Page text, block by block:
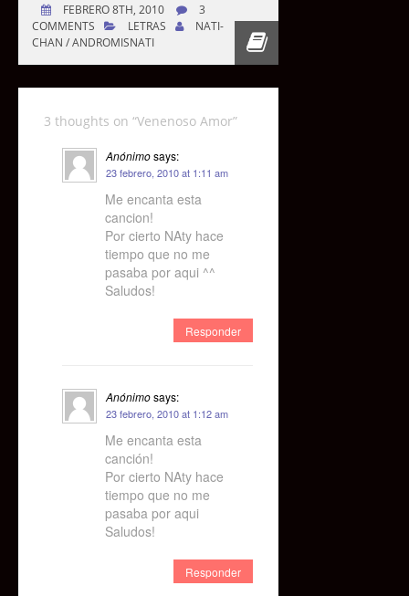
FEBRERO 8TH, 2010
3
COMMENTS
LETRAS
NATI-
CHAN / ANDROMISNATI
3 thoughts on “Venenoso Amor”
Anónimosays:
23 febrero, 2010 at 1:11 am
Me encanta esta
cancion!
Por cierto NAty hace
tiempo que no me
pasaba por aqui ^^
Saludos!
Responder
Anónimosays:
23 febrero, 2010 at 1:12 am
Me encanta esta
canción!
Por cierto NAty hace
tiempo que no me
pasaba por aqui
Saludos!
Responder